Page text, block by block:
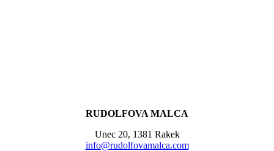
RUDOLFOVA MALCA
Unec 20, 1381 Rakek
info@rudolfovamalca.com